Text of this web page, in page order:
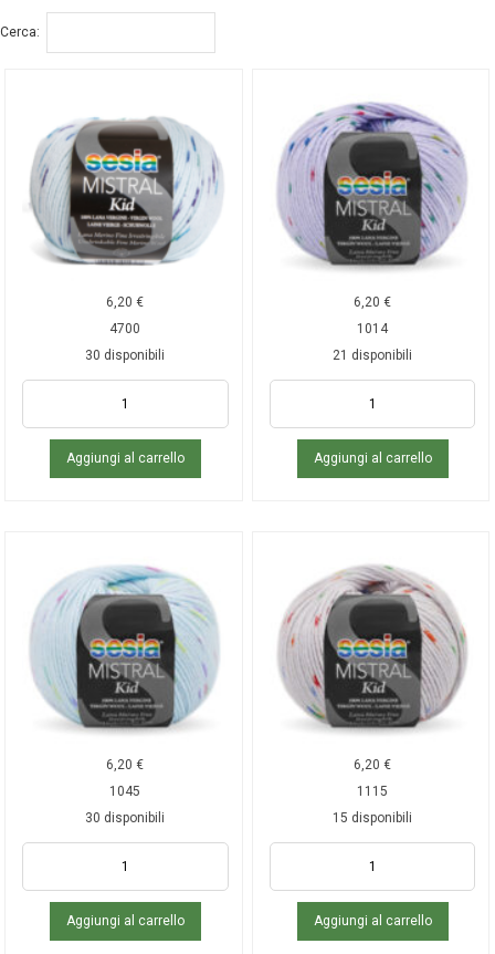
Cerca:
6,20€
4700
30 disponibili
Aggiungi al carrello
6,20€
1014
21 disponibili
Aggiungi al carrello
6,20€
1045
30 disponibili
Aggiungi al carrello
6,20€
1115
15 disponibili
Aggiungi al carrello